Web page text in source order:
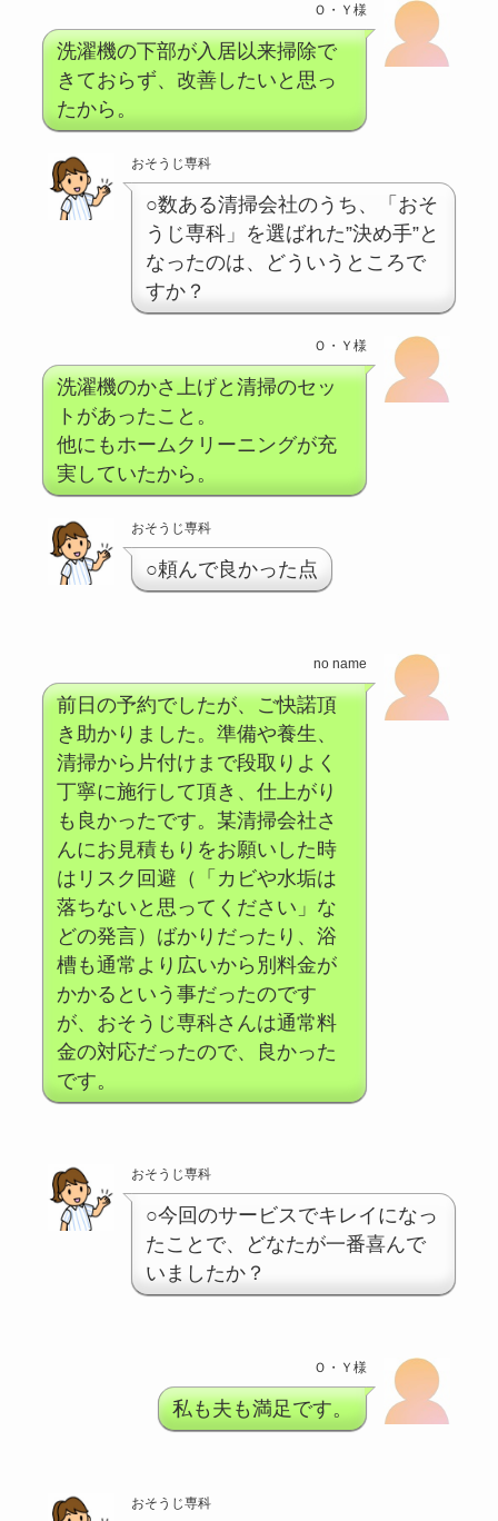
Ｏ・Ｙ様
洗濯機の下部が入居以来掃除で
きておらず、改善したいと思っ
たから。
おそうじ専科
○数ある清掃会社のうち、「おそ
うじ専科」を選ばれた”決め手”と
なったのは、どういうところで
すか？
Ｏ・Ｙ様
洗濯機のかさ上げと清掃のセッ
トがあったこと。
他にもホームクリーニングが充
実していたから。
おそうじ専科
○頼んで良かった点
no name
前日の予約でしたが、ご快諾頂
き助かりました。準備や養生、
清掃から片付けまで段取りよく
丁寧に施行して頂き、仕上がり
も良かったです。某清掃会社さ
んにお見積もりをお願いした時
はリスク回避（「カビや水垢は
落ちないと思ってください」な
どの発言）ばかりだったり、浴
槽も通常より広いから別料金が
かかるという事だったのです
が、おそうじ専科さんは通常料
金の対応だったので、良かった
です。
おそうじ専科
○今回のサービスでキレイになっ
たことで、どなたが一番喜んで
いましたか？
Ｏ・Ｙ様
私も夫も満足です。
おそうじ専科